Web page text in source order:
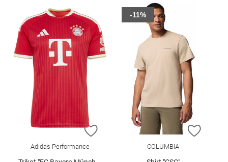
ZUR WUNSCHLISTE HINZUFÜGEN
Adidas Performance
ZUR
COLUMBIA
-11%